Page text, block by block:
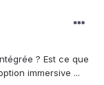
? Est ce que
immersive ...